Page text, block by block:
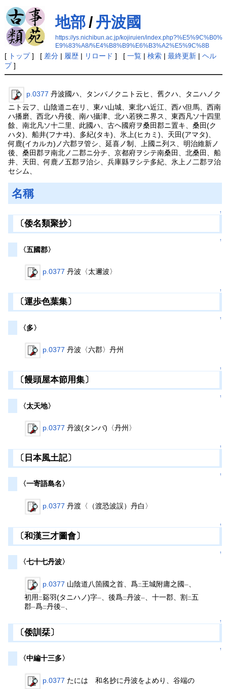
地部/ 丹波國
https://ys.nichibun.ac.jp/kojiruien/index.php?%E5%9C%B0%
E9%83%A8/%E4%B8%B9%E6%B3%A2%E5%9C%8B
[ トップ] [ 差分| 履歴| リロード ] [ 一覧| 検索| 最終更新| ヘル
プ]
p.0377 丹波國ハ、タンバノクニト云ヒ、舊クハ、タニハノク
ニト云フ、山陰道ニ在リ、東ハ山城、東北ハ近江、西ハ但馬、西南
ハ播磨、西北ハ丹後、南ハ攝津、北ハ若狹ニ界ス、東西凡ソ十四里
餘、南北凡ソ十二里、此國ハ、古ヘ國府ヲ桑田郡ニ置キ、桑田(ク
ハタ)、船井(フナヰ)、多紀(タキ)、氷上(ヒカミ)、天田(アマタ)、
何鹿(イカルカ)ノ六郡ヲ管シ、延喜ノ制、上國ニ列ス、明治維新ノ
後、桑田郡ヲ南北ノ二郡ニ分チ、京都府ヲシテ南桑田、北桑田、船
井、天田、何鹿ノ五郡ヲ治シ、兵庫縣ヲシテ多紀、氷上ノ二郡ヲ治
セシム、
名稱
↑
〔倭名類聚抄〕
↑
〈五國郡〉
p.0377 丹波〈太邇波〉
↑
〔運歩色葉集〕
↑
〈多〉
p.0377 丹波〈六郡〉丹州
↑
〔饅頭屋本節用集〕
↑
〈太天地〉
p.0377 丹波(タンバ)〈丹州〉
↑
〔日本風土記〕
↑
〈一寄語島名〉
p.0377 丹渡〈（渡恐波誤）丹白〉
↑
〔和漢三才圖會〕
↑
〈七十七丹波〉
p.0377 山陰道八箇國之首、爲二王城附庸之國一
初用 二谿羽(タニハノ)字一 、後爲二丹波一 、十一郡、割 二五
郡一爲二丹後一
↑
〔倭訓栞〕
↑
〈中編十三多〉
p.0377 たには 和名抄に丹波をよめり、谷端の